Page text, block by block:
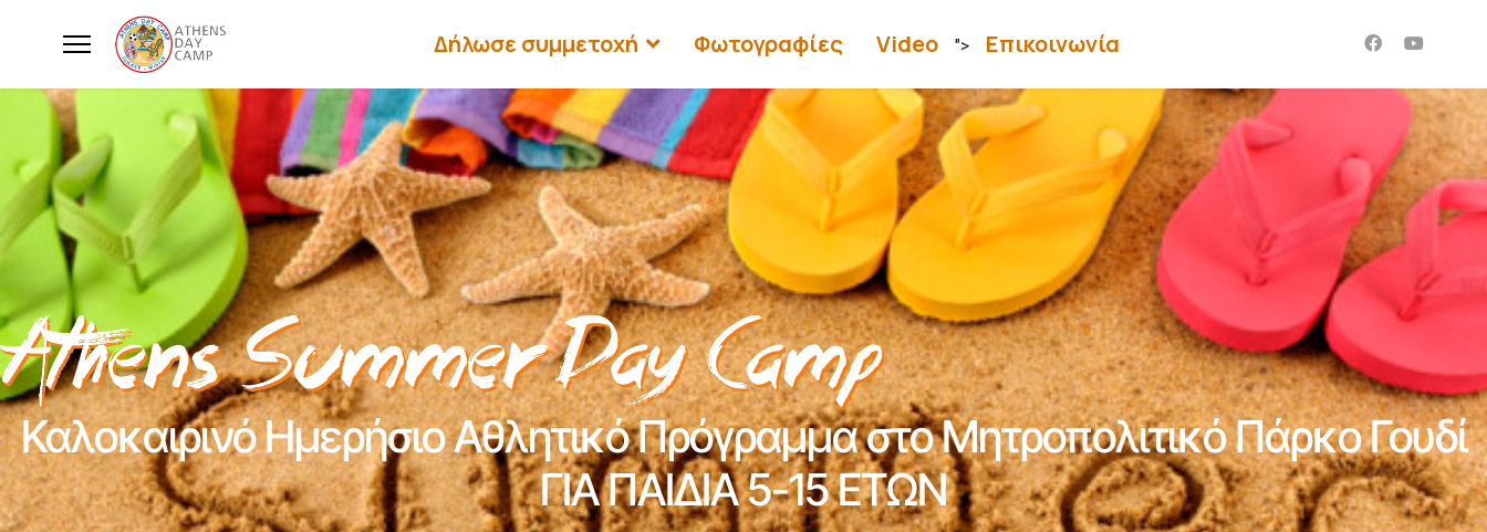
Δήλωσε συμμετοχή Φωτογραφίες Video "> Επικοινωνία
Καλοκαιρινό Ημερήσιο Αθλητικό Πρόγραμμα στο Μητροπολιτικό Πάρκο Γουδί
ΓΙΑ ΠΑΙΔΙΑ 5-15 ΕΤΩΝ